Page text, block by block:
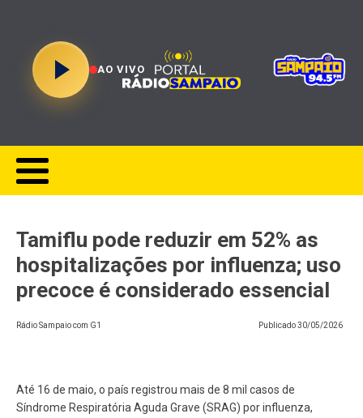
AO VIVO
Tamiflu pode reduzir em 52% as
hospitalizações por influenza; uso
precoce é considerado essencial
Rádio Sampaio com G1 Publicado30/05/2026
Até 16 de maio, o país registrou mais de 8 mil casos de
Síndrome Respiratória Aguda Grave (SRAG) por influenza,